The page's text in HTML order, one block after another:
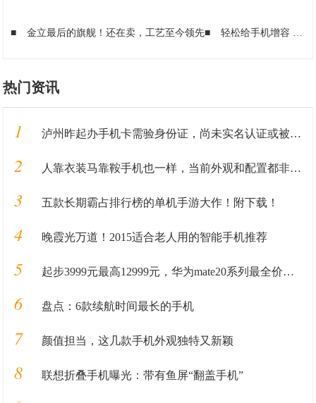
■ 金立最后的旗舰！还在卖，工艺至今领先■ 轻松给手机增容 四款网购高速TF卡推荐
热门资讯
1 泸州昨起办手机卡需验身份证，尚未实名认证或被停机
2 人靠衣装马靠鞍手机也一样，当前外观和配置都非常漂亮的旗舰手机
3 五款长期霸占排行榜的单机手游大作！附下载！
4 晚霞光万道！2015适合老人用的智能手机推荐
5 起步3999元最高12999元，华为mate20系列最全价格奉上
6 盘点：6款续航时间最长的手机
7 颜值担当，这几款手机外观独特又新颖
8 联想折叠手机曝光：带有鱼屏“翻盖手机”